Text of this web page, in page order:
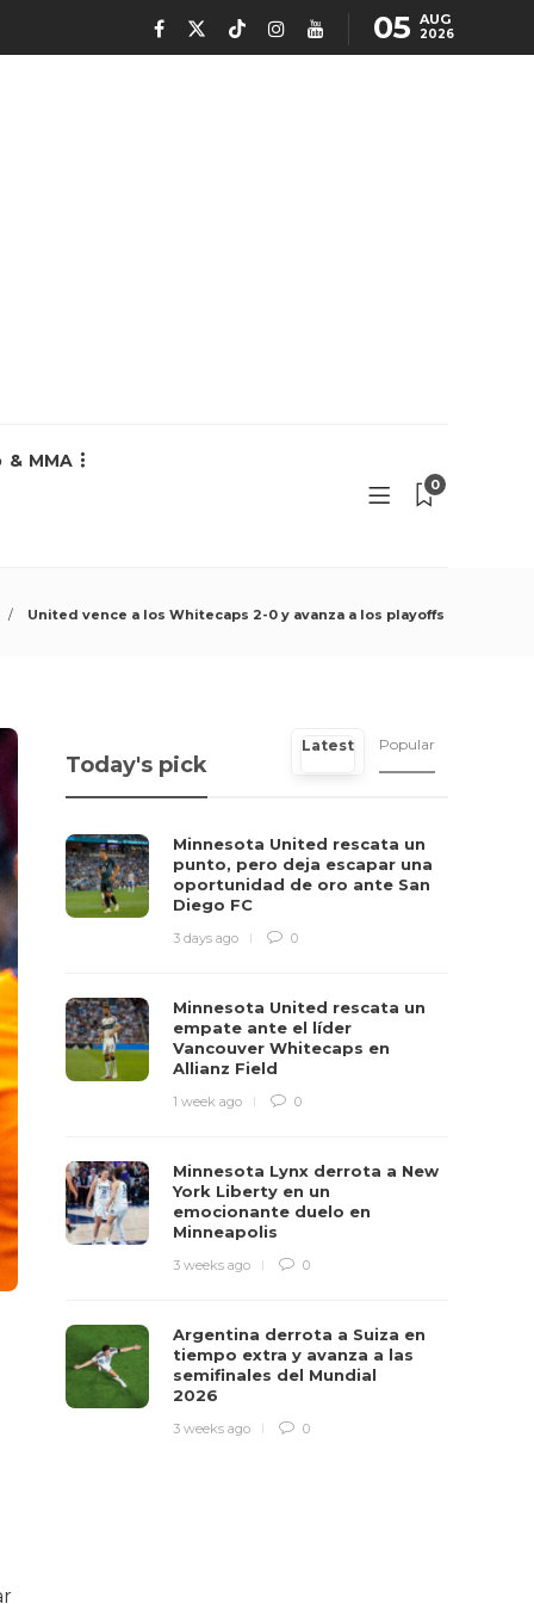
05 AUG
2026
& MMA
0
United vence a los Whitecaps 2-0 y avanza a los playoffs
Today's pick
Latest Popular
Minnesota United rescata un
punto, pero deja escapar una
oportunidad de oro ante San
Diego FC
3 days ago 0
Minnesota United rescata un
empate ante el líder
Vancouver Whitecaps en
Allianz Field
1 week ago 0
Minnesota Lynx derrota a New
York Liberty en un
emocionante duelo en
Minneapolis
3 weeks ago 0
Argentina derrota a Suiza en
tiempo extra y avanza a las
semifinales del Mundial
2026
3 weeks ago 0